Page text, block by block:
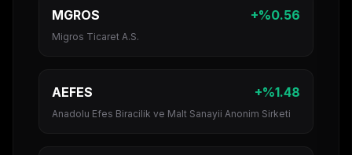
MGROS +%0.56
Migros Ticaret A.S.
AEFES +%1.48
Anadolu Efes Biracilik ve Malt Sanayii Anonim Sirketi